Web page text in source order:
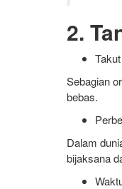
2.
Sebagian
bebas.
Dalam
bijaksana